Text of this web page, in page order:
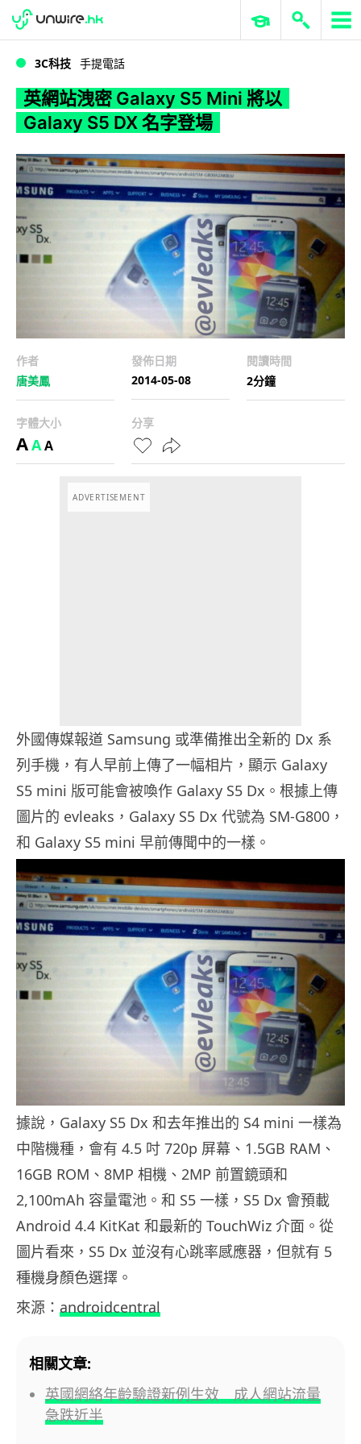
WWDC 2026 ERP 與商業 AI
3C科技 手提電話
英網站洩密 Galaxy S5 Mini 將以
Galaxy S5 DX 名字登場
作者
唐美鳳
發佈日期
2014-05-08
閱讀時間
2分鐘
字體大小
AAA
分享
ADVERTISEMENT
外國傳媒報道 Samsung 或準備推出全新的 Dx 系
列手機，有人早前上傳了一幅相片，顯示 Galaxy
S5 mini 版可能會被喚作 Galaxy S5 Dx。根據上傳
圖片的 evleaks，Galaxy S5 Dx 代號為 SM-G800，
和 Galaxy S5 mini 早前傳聞中的一樣。
據說，Galaxy S5 Dx 和去年推出的 S4 mini 一樣為
中階機種，會有 4.5 吋 720p 屏幕、1.5GB RAM、
16GB ROM、8MP 相機、2MP 前置鏡頭和
2,100mAh 容量電池。和 S5 一樣，S5 Dx 會預載
Android 4.4 KitKat 和最新的 TouchWiz 介面。從
圖片看來，S5 Dx 並沒有心跳率感應器，但就有 5
種機身顏色選擇。
來源： androidcentral
相關文章:
英國網絡年齡驗證新例生效 成人網站流量
急跌近半